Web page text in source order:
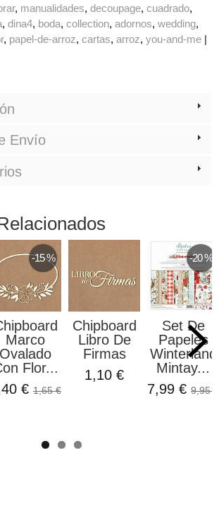
manualidades decoupage cuadrado
dina4 boda collection adornos wedding
papel-de-arroz cartas arroz you-and-me
Envío
-15 %
Marco
Ovalado
Flor...
€ 1,65 €
Chipboard
Libro De
Firmas
1,10 €
-20 %
Set De
Papeles
Winterland
Mintay...
7,99 € 9,95 €